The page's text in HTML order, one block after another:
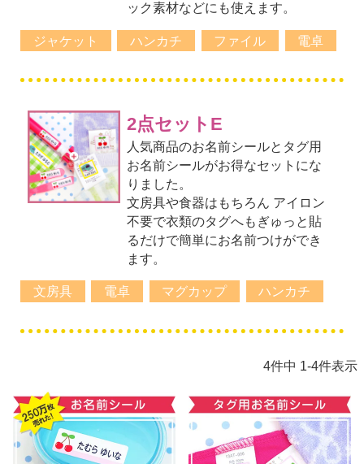
ック素材などにも使えます。
ジャケット ハンカチ ファイル 電卓
2点セットE
人気商品のお名前シールとタグ用
お名前シールがお得なセットにな
りました。
文房具や食器はもちろん アイロン
不要で衣類のタグへもぎゅっと貼
るだけで簡単にお名前つけができ
ます。
文房具 電卓 マグカップ ハンカチ
4件中 1-4件表示